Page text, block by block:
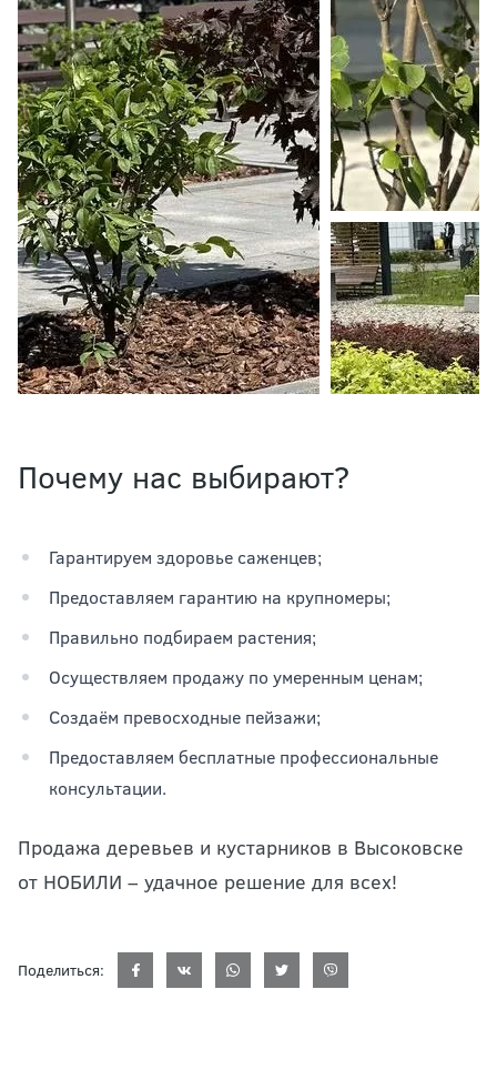
Почему нас выбирают?
Гарантируем здоровье саженцев;
Предоставляем гарантию на крупномеры;
Правильно подбираем растения;
Осуществляем продажу по умеренным ценам;
Создаём превосходные пейзажи;
Предоставляем бесплатные профессиональные
консультации.
Продажа деревьев и кустарников в Высоковске
от НОБИЛИ – удачное решение для всех!
Поделиться: